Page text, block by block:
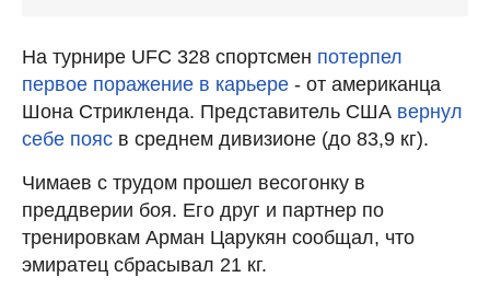
На турнире UFC 328 спортсмен потерпел
первое поражение в карьере - от американца
Шона Стрикленда. Представитель США вернул
себе пояс в среднем дивизионе (до 83,9 кг).
Чимаев с трудом прошел весогонку в
преддверии боя. Его друг и партнер по
тренировкам Арман Царукян сообщал, что
эмиратец сбрасывал 21 кг.